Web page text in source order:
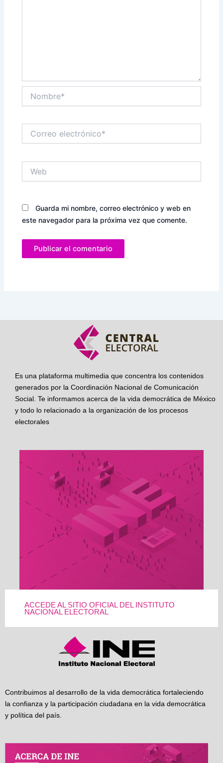
electrónico*
Guarda mi nombre, correo electrónico y web en
este navegador para la próxima vez que comente.
Es una plataforma multimedia que concentra los contenidos
generados por la Coordinación Nacional de Comunicación
Social. Te informamos acerca de la vida democrática de México
y todo lo relacionado a la organización de los procesos
electorales
ACCEDE AL SITIO OFICIAL DEL INSTITUTO
NACIONAL ELECTORAL
Contribuimos al desarrollo de la vida democrática fortaleciendo
la confianza y la participación ciudadana en la vida democrática
y política del país.